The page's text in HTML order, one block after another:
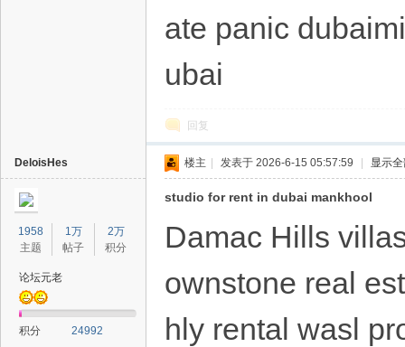
ate panic
ubai
回复
DeloisHes
1958
主题
1万
帖子
2万
积分
论坛元老
积分
24992
楼主 发表于 2026-6-15 05:57:59 显示
studio for rent in dubai mankhool
Damac Hills
ownstone real
hly rental wasl